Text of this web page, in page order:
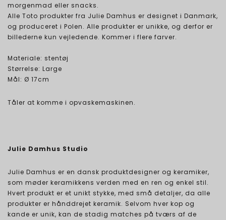
morgenmad eller snacks.
Alle Toto produkter fra Julie Damhus er designet i Danmark,
og produceret i Polen. Alle produkter er unikke, og derfor er
billederne kun vejledende. Kommer i flere farver.
Materiale: stentøj
Størrelse: Large
Mål: Ø 17cm
Tåler at komme i opvaskemaskinen.
Julie Damhus Studio
Julie Damhus er en dansk produktdesigner og keramiker,
som møder keramikkens verden med en ren og enkel stil.
Hvert produkt er et unikt stykke, med små detaljer, da alle
produkter er hånddrejet keramik. Selvom hver kop og
kande er unik, kan de stadig matches på tværs af de